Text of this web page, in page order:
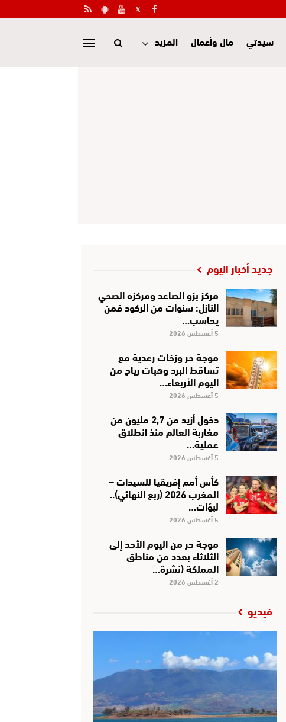
سيدتي مال وأعمال المزيد
جديد أخبار اليوم
مركز بزو الصاعد ومركزه الصحي
النازل: سنوات من الركود فمن
يحاسب…
5 أغسطس 2026
موجة حر وزخات رعدية مع
تساقط البرد وهبات رياح من
اليوم الأربعاء…
5 أغسطس 2026
دخول أزيد من 2,7 مليون من
مغاربة العالم منذ انطلاق
عملية…
5 أغسطس 2026
كأس أمم إفريقيا للسيدات –
المغرب 2026 (ربع النهائي)..
لبؤات…
5 أغسطس 2026
موجة حر من اليوم الأحد إلى
الثلاثاء بعدد من مناطق
المملكة (نشرة…
2 أغسطس 2026
فيديو